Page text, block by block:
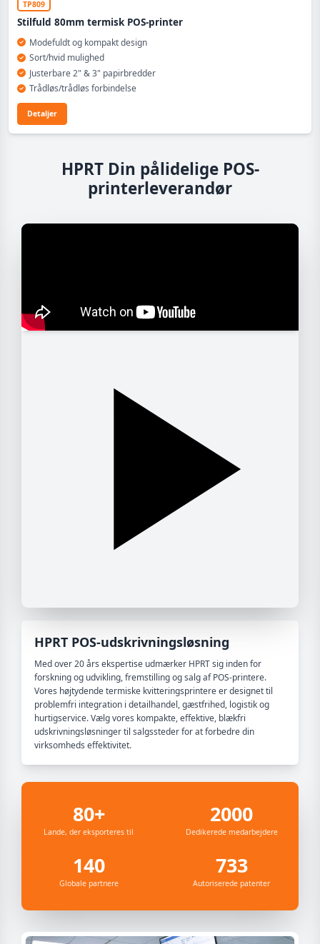
TP809
Stilfuld 80mm termisk POS-printer
Modefuldt og kompakt design
Sort/hvid mulighed
Justerbare 2" & 3" papirbredder
Trådløs/trådløs forbindelse
Detaljer
HPRT Din pålidelige POS-
printerleverandør
HPRT POS-udskrivningsløsning
Med over 20 års ekspertise udmærker HPRT sig inden for
forskning og udvikling, fremstilling og salg af POS-printere.
Vores højtydende termiske kvitteringsprintere er designet til
problemfri integration i detailhandel, gæstfrihed, logistik og
hurtigservice. Vælg vores kompakte, effektive, blækfri
udskrivningsløsninger til salgssteder for at forbedre din
virksomheds effektivitet.
80+
Lande, der eksporteres til
2000
Dedikerede medarbejdere
140
Globale partnere
733
Autoriserede patenter